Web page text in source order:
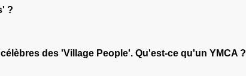
?
des 'Village People'. Qu'est-ce qu'un YMCA ?